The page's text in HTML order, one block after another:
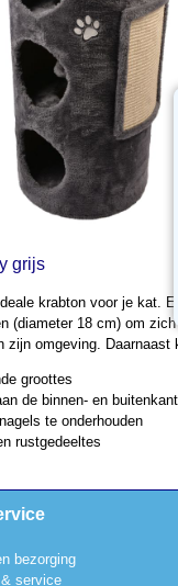
grijs
krabton voor je kat.
(diameter 18 cm) om
zijn omgeving.
groottes
de binnen- en
te onderhouden
rustgedeeltes
bezorging
service